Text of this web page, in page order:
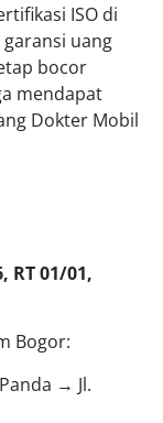
ISO di
uang
bocor
mendapat
Dokter Mobil
RT 01/01,
Bogor:
→ Jl.